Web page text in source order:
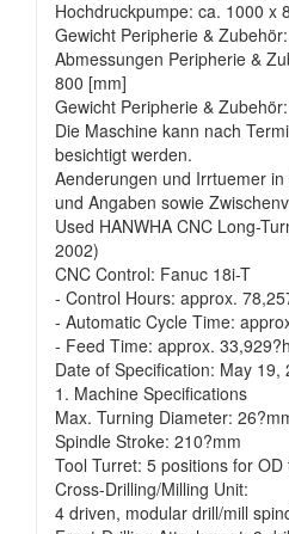
Hochdruckpumpe: ca. 1000 x
Gewicht Peripherie &
Abmessungen Peripherie &
800 [mm]
Gewicht Peripherie &
Die Maschine kann nach
besichtigt werden.
Aenderungen und Irrtuemer
und Angaben sowie
Used HANWHA CNC Long-
2002)
CNC Control: Fanuc 18i-T
- Control Hours: approx.
- Automatic Cycle Time:
- Feed Time: approx. 33,929?h
Date of Specification: May 19,
1. Machine Specifications
Max. Turning Diameter:
Spindle Stroke: 210?mm
Tool Turret: 5 positions for
Cross-Drilling/Milling Unit:
4 driven, modular drill/mill